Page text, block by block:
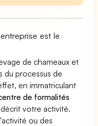
est le
de chameaux et
du processus de
en immatriculant
de formalités
votre activité.
ou des